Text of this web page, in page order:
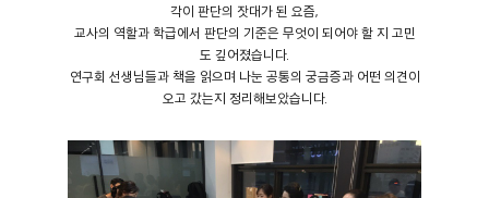
각이 판단의 잣대가 된 요즘,
교사의 역할과 학급에서 판단의 기준은 무엇이 되어야 할 지 고민
도 깊어졌습니다.
연구회 선생님들과 책을 읽으며 나눈 공통의 궁금증과 어떤 의견이
오고 갔는지 정리해보았습니다.